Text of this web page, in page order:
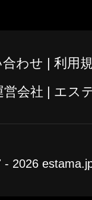
わせ
利用
営会社 エス
- 2026